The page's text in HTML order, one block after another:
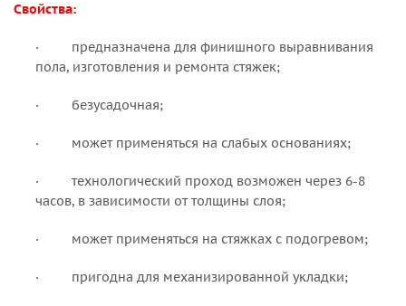
Свойства:
· предназначена для финишного выравнивания
пола, изготовления и ремонта стяжек;
· безусадочная;
· может применяться на слабых основаниях;
· технологический проход возможен через 6-8
часов, в зависимости от толщины слоя;
· может применяться на стяжках с подогревом;
· пригодна для механизированной укладки;